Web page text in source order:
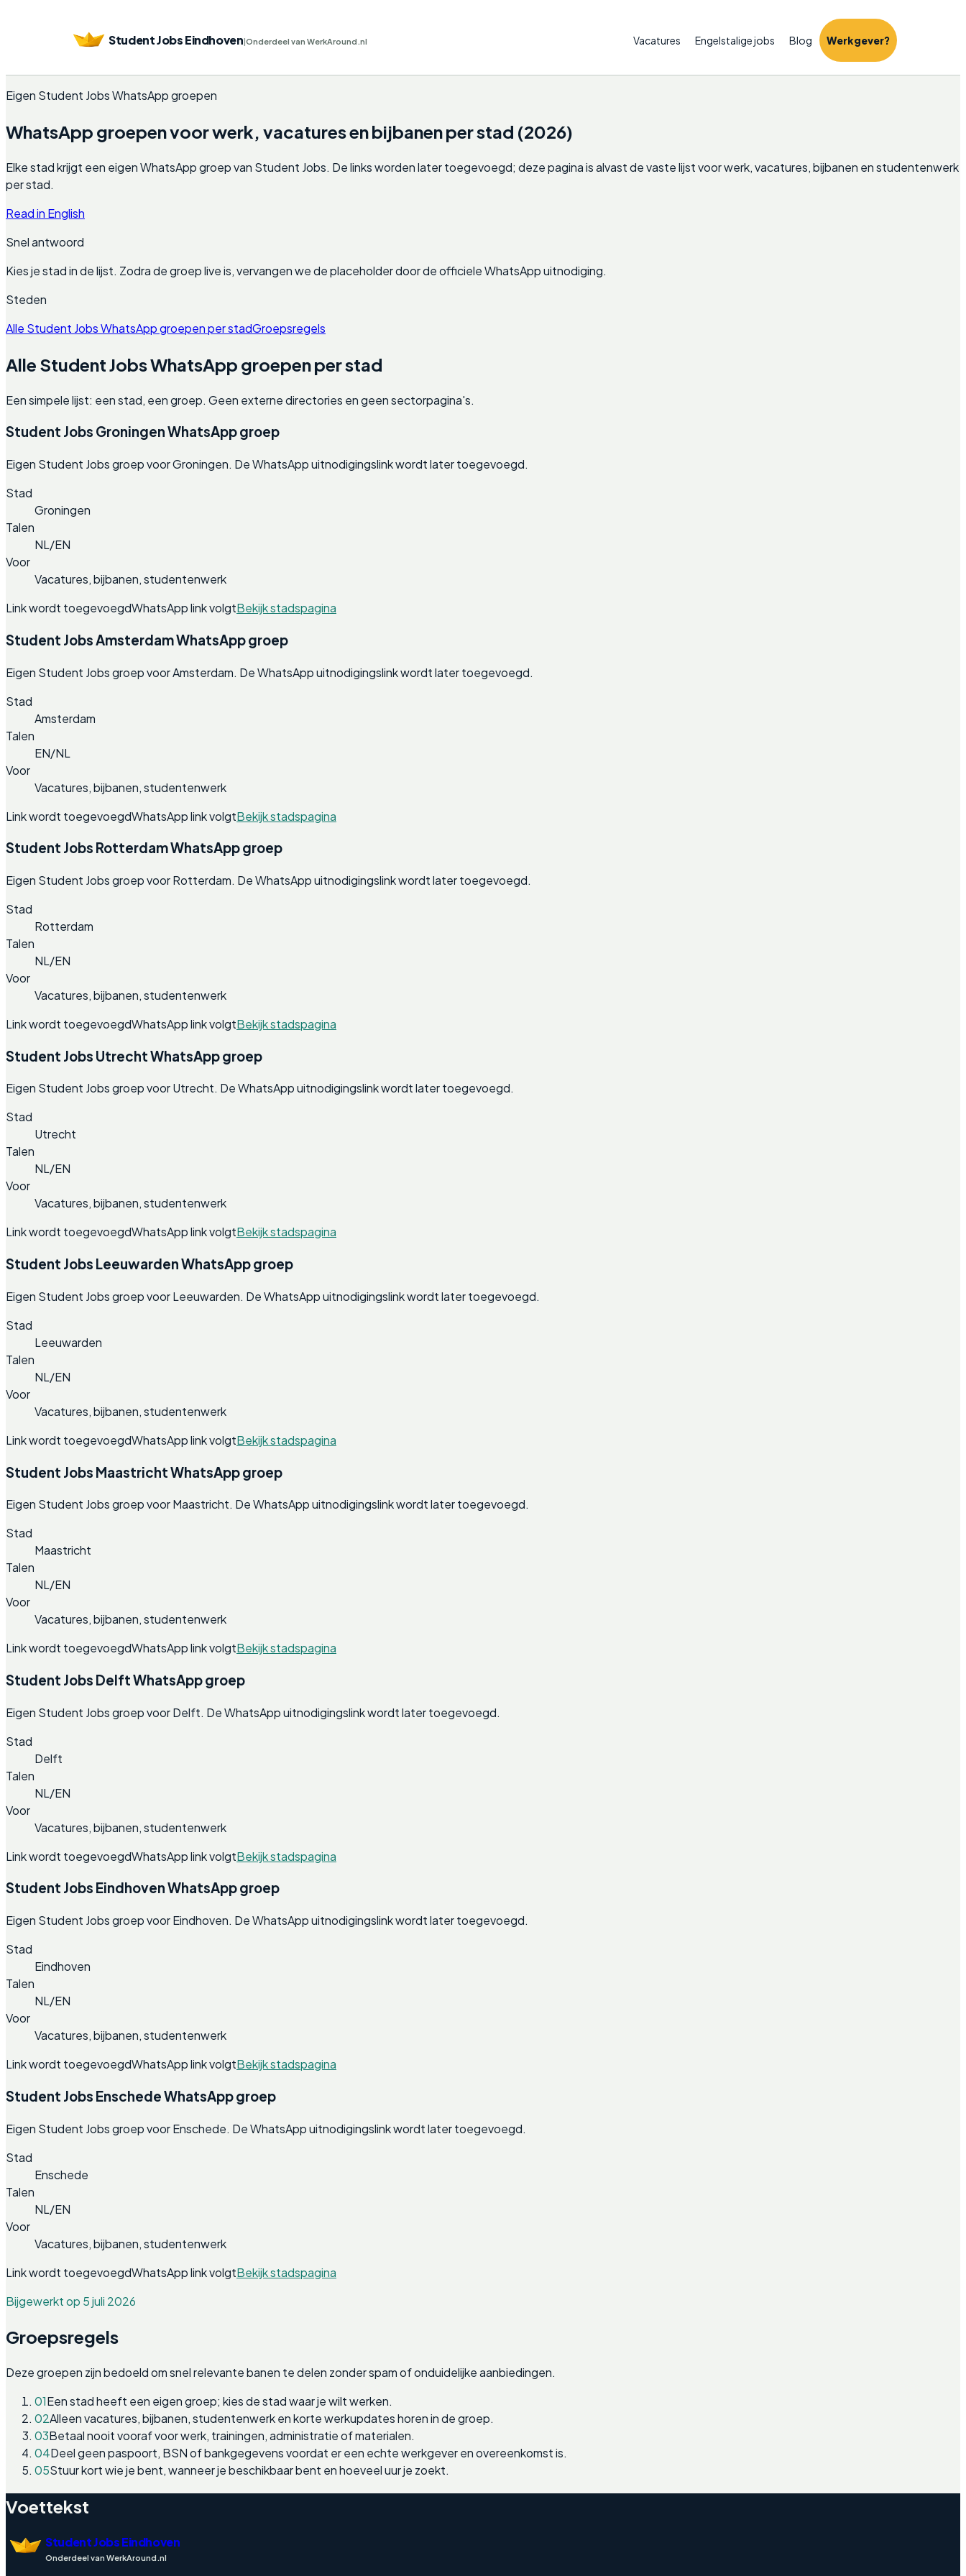
Student Jobs Eindhoven|Onderdeel van WerkAround.nl Vacatures Engelstalige jobs Blog Werkgever?
Eigen Student Jobs WhatsApp groepen
WhatsApp groepen voor werk, vacatures en bijbanen per stad (2026)
Elke stad krijgt een eigen WhatsApp groep van Student Jobs. De links worden later toegevoegd; deze pagina is alvast de vaste lijst voor werk, vacatures, bijbanen en studentenwerk
per stad.
Read in English
Snel antwoord
Kies je stad in de lijst. Zodra de groep live is, vervangen we de placeholder door de officiele WhatsApp uitnodiging.
Steden
Alle Student Jobs WhatsApp groepen per stadGroepsregels
Alle Student Jobs WhatsApp groepen per stad
Een simpele lijst: een stad, een groep. Geen externe directories en geen sectorpagina's.
Student Jobs Groningen WhatsApp groep
Eigen Student Jobs groep voor Groningen. De WhatsApp uitnodigingslink wordt later toegevoegd.
Stad
Groningen
Talen
NL/EN
Voor
Vacatures, bijbanen, studentenwerk
Link wordt toegevoegdWhatsApp link volgtBekijk stadspagina
Student Jobs Amsterdam WhatsApp groep
Eigen Student Jobs groep voor Amsterdam. De WhatsApp uitnodigingslink wordt later toegevoegd.
Stad
Amsterdam
Talen
EN/NL
Voor
Vacatures, bijbanen, studentenwerk
Link wordt toegevoegdWhatsApp link volgtBekijk stadspagina
Student Jobs Rotterdam WhatsApp groep
Eigen Student Jobs groep voor Rotterdam. De WhatsApp uitnodigingslink wordt later toegevoegd.
Stad
Rotterdam
Talen
NL/EN
Voor
Vacatures, bijbanen, studentenwerk
Link wordt toegevoegdWhatsApp link volgtBekijk stadspagina
Student Jobs Utrecht WhatsApp groep
Eigen Student Jobs groep voor Utrecht. De WhatsApp uitnodigingslink wordt later toegevoegd.
Stad
Utrecht
Talen
NL/EN
Voor
Vacatures, bijbanen, studentenwerk
Link wordt toegevoegdWhatsApp link volgtBekijk stadspagina
Student Jobs Leeuwarden WhatsApp groep
Eigen Student Jobs groep voor Leeuwarden. De WhatsApp uitnodigingslink wordt later toegevoegd.
Stad
Leeuwarden
Talen
NL/EN
Voor
Vacatures, bijbanen, studentenwerk
Link wordt toegevoegdWhatsApp link volgtBekijk stadspagina
Student Jobs Maastricht WhatsApp groep
Eigen Student Jobs groep voor Maastricht. De WhatsApp uitnodigingslink wordt later toegevoegd.
Stad
Maastricht
Talen
NL/EN
Voor
Vacatures, bijbanen, studentenwerk
Link wordt toegevoegdWhatsApp link volgtBekijk stadspagina
Student Jobs Delft WhatsApp groep
Eigen Student Jobs groep voor Delft. De WhatsApp uitnodigingslink wordt later toegevoegd.
Stad
Delft
Talen
NL/EN
Voor
Vacatures, bijbanen, studentenwerk
Link wordt toegevoegdWhatsApp link volgtBekijk stadspagina
Student Jobs Eindhoven WhatsApp groep
Eigen Student Jobs groep voor Eindhoven. De WhatsApp uitnodigingslink wordt later toegevoegd.
Stad
Eindhoven
Talen
NL/EN
Voor
Vacatures, bijbanen, studentenwerk
Link wordt toegevoegdWhatsApp link volgtBekijk stadspagina
Student Jobs Enschede WhatsApp groep
Eigen Student Jobs groep voor Enschede. De WhatsApp uitnodigingslink wordt later toegevoegd.
Stad
Enschede
Talen
NL/EN
Voor
Vacatures, bijbanen, studentenwerk
Link wordt toegevoegdWhatsApp link volgtBekijk stadspagina
Bijgewerkt op 5 juli 2026
Groepsregels
Deze groepen zijn bedoeld om snel relevante banen te delen zonder spam of onduidelijke aanbiedingen.
01Een stad heeft een eigen groep; kies de stad waar je wilt werken.
02Alleen vacatures, bijbanen, studentenwerk en korte werkupdates horen in de groep.
03Betaal nooit vooraf voor werk, trainingen, administratie of materialen.
04Deel geen paspoort, BSN of bankgegevens voordat er een echte werkgever en overeenkomst is.
05Stuur kort wie je bent, wanneer je beschikbaar bent en hoeveel uur je zoekt.
Voettekst
Student Jobs Eindhoven
Onderdeel van WerkAround.nl